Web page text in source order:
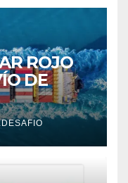
ROJO
DE